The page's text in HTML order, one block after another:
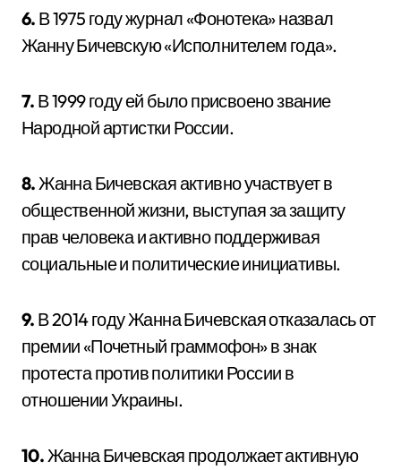
6. В 1975 году журнал «Фонотека» назвал
Жанну Бичевскую «Исполнителем года».
7. В 1999 году ей было присвоено звание
Народной артистки России.
8.Жанна Бичевская активно участвует в
общественной жизни, выступая за защиту
прав человека и активно поддерживая
социальные и политические инициативы.
9. В 2014 году Жанна Бичевская отказалась от
премии «Почетный граммофон» в знак
протеста против политики России в
отношении Украины.
10.Жанна Бичевская продолжает активную